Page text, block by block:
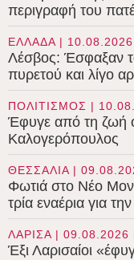
περιγραφή του
ΕΛΛΑΔΑ |
Λέσβος: Έσφαξαν
πυρετού και λίγο
ΠΟΛΙΤΙΣΜΟΣ |
Έφυγε από τη ζωή
Καλογερόπουλος
ΘΕΣΣΑΛΙΑ |
Φωτιά στο Νέο
τρία εναέρια για
ΛΑΡΙΣΑ | 09.08.2026
Έξι Λαρισαίοι